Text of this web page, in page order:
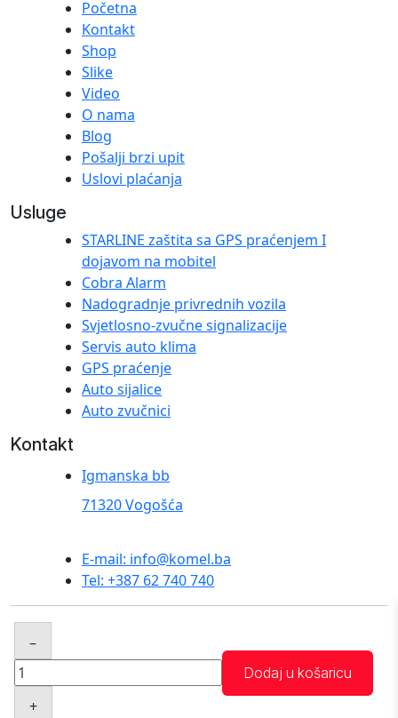
–
Auto
punjač
BASEUS
+
Dodaj u košaricu
Početna
Kontakt
Shop
Slike
Video
O nama
Blog
Pošalji brzi upit
Uslovi plaćanja
Usluge
STARLINE zaštita sa GPS praćenjem I
dojavom na mobitel
Cobra Alarm
Nadogradnje privrednih vozila
Svjetlosno-zvučne signalizacije
Servis auto klima
GPS praćenje
Auto sijalice
Auto zvučnici
Kontakt
Igmanska bb
71320 Vogošća
E-mail: info@komel.ba
Tel: +387 62 740 740